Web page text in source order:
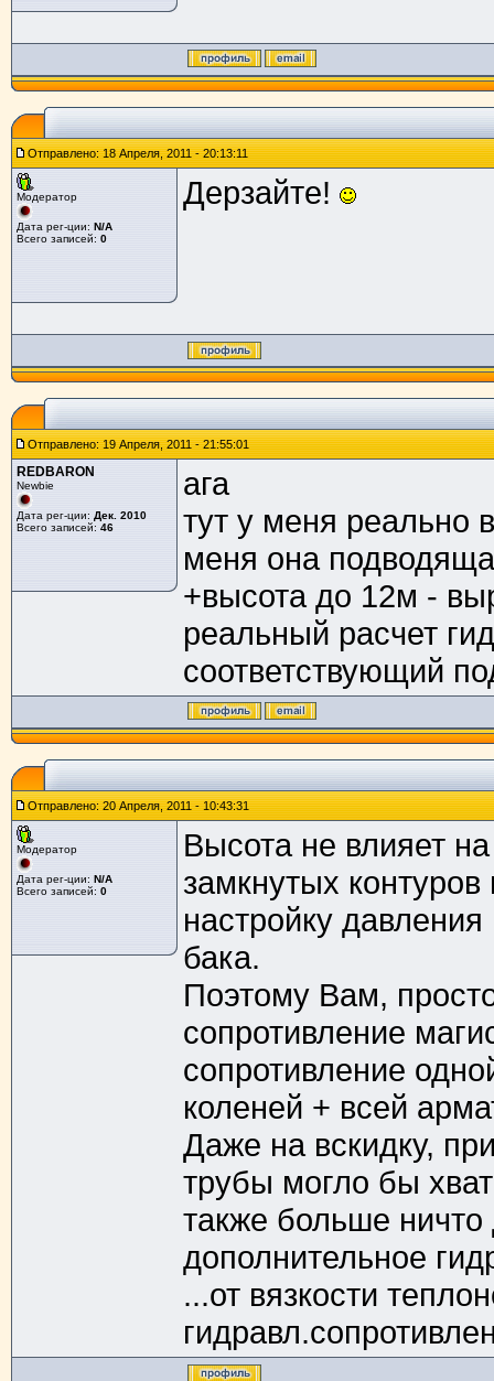
Отправлено: 18 Апреля, 2011 - 20:13:11
Модератор
Дата рег-ции: N/A
Всего записей: 0
Дерзайте!
Отправлено: 19 Апреля, 2011 - 21:55:01
REDBARON
Newbie
Дата рег-ции: Дек. 2010
Всего записей: 46
ага
тут у меня реально
меня она
+высота до 12м -
реальный расчет
соответствующий
Отправлено: 20 Апреля, 2011 - 10:43:31
Модератор
Дата рег-ции: N/A
Всего записей: 0
Высота не влияет
замкнутых
настройку
бака.
Поэтому Вам,
сопротивление
сопротивление
коленей + всей
Даже на вскидку,
трубы могло бы
также больше ничто
дополнительное
...от вязкости